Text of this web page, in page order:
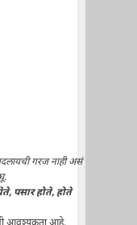
गरज नाही असं
पसार होते, होते